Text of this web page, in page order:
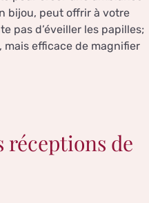
bijou, peut offrir à votre
pas d’éveiller les papilles;
mais efficace de magnifier
réceptions de